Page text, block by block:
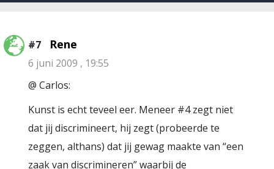
#7 Rene
6 juni 2009 , 19:55
@ Carlos:
Kunst is echt teveel eer. Meneer #4 zegt niet
dat jij discrimineert, hij zegt (probeerde te
zeggen, althans) dat jij gewag maakte van “een
zaak van discrimineren” waarbij de